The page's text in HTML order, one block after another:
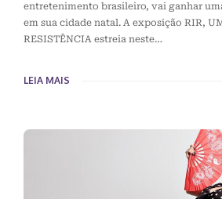
entretenimento brasileiro, vai ganhar
em sua cidade natal. A exposição RIR,
RESISTÊNCIA estreia neste…
LEIA MAIS